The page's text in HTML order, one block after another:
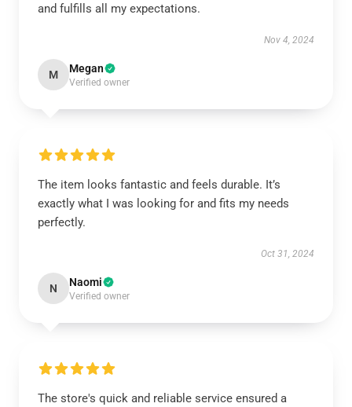
and fulfills all my expectations.
Nov 4, 2024
M Megan
Verified owner
The item looks fantastic and feels durable. It’s
exactly what I was looking for and fits my needs
perfectly.
Oct 31, 2024
N Naomi
Verified owner
The store's quick and reliable service ensured a